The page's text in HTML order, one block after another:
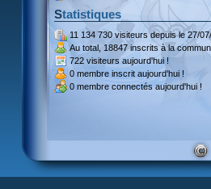
Statistiques
11 134 730 visiteursdepuis le 27/
Au total, 18847 inscritsà la
722 visiteurs aujourd'hui !
0 membre inscrit aujourd'hui !
0 membre connectés aujourd'hui !